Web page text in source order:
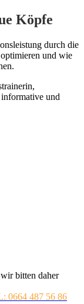
Köpfe
durch die
und wie
und
bitten daher
0664 487 56 86